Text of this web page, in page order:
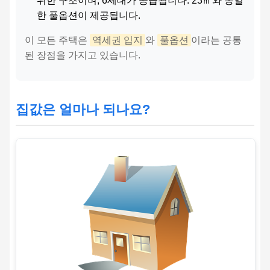
한 풀옵션이 제공됩니다.
이 모든 주택은 역세권 입지 와 풀옵션 이라는 공통
된 장점을 가지고 있습니다.
집값은 얼마나 되나요?